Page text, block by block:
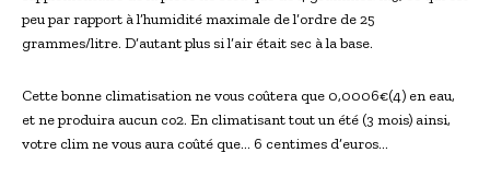
peu par rapport à l’humidité maximale de l’ordre de 25
grammes/litre. D’autant plus si l’air était sec à la base.
Cette bonne climatisation ne vous coûtera que 0,0006€(4) en eau,
et ne produira aucun co2. En climatisant tout un été (3 mois) ainsi,
votre clim ne vous aura coûté que… 6 centimes d’euros…